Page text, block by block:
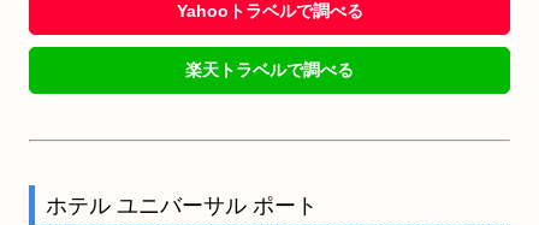
Yahooトラベルで調べる
楽天トラベルで調べる
ホテル ユニバーサル ポート